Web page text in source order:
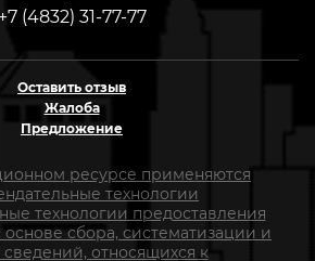
+7 (4832) 31-77-77
Оставить отзыв
Жалоба
Предложение
ресурсе применяются
технологии
технологии предоставления
сбора, систематизации и
сведений, относящихся к